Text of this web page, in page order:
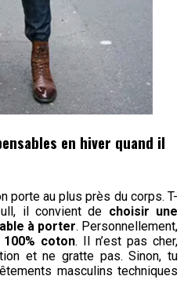
en hiver quand il
porte au plus près du corps. T-
il convient de choisir une
à porter. Personnellement,
coton. Il n’est pas cher,
et ne gratte pas. Sinon, tu
masculins techniques